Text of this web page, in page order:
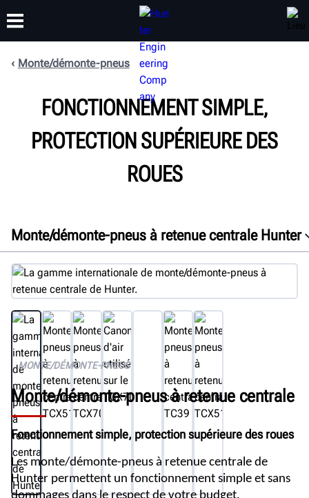
PRODUITS ASSISTANCE
FORMATION
À PROPOS DE
Monte/démonte-pneus
FONCTIONNEMENT SIMPLE,
PROTECTION SUPÉRIEURE DES
ROUES
Monte/démonte-pneus à retenue centrale Hunter
Caractéristiques
Galerie
Documents
Obtenir un devis gratuit
MONTE/DÉMONTE-PNEUS
Monte/démonte-pneus à retenue centrale
Fonctionnement simple, protection supérieure des roues
Les monte/démonte-pneus à retenue centrale de
Hunter permettent un fonctionnement simple et sans